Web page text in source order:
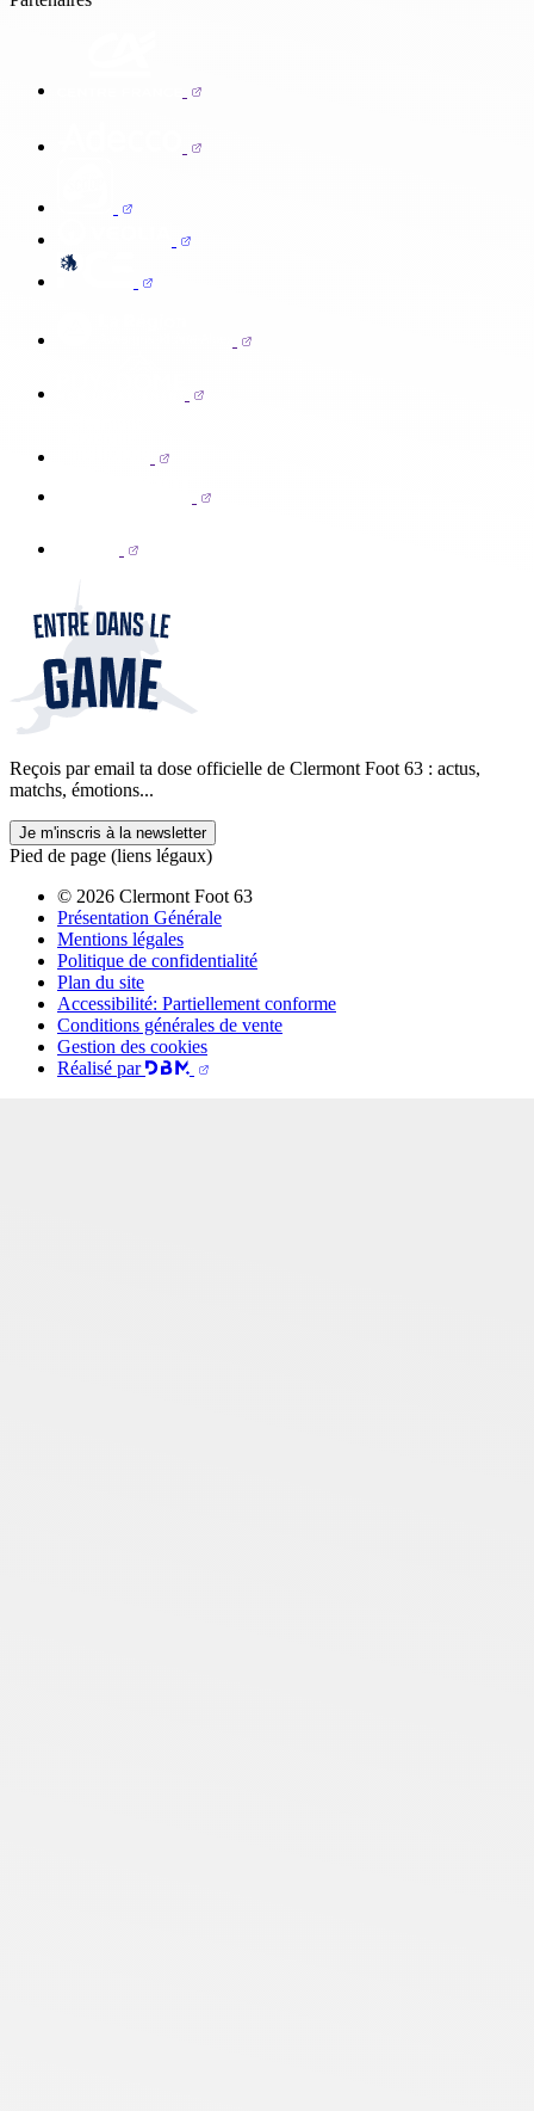
Reçois par email ta dose officielle de Clermont Foot 63 : actus,
matchs, émotions...
Je m'inscris à la newsletter
Pied de page (liens légaux)
© 2026 Clermont Foot 63
Présentation Générale
Mentions légales
Politique de confidentialité
Plan du site
Accessibilité: Partiellement conforme
Conditions générales de vente
Gestion des cookies
Réalisé par